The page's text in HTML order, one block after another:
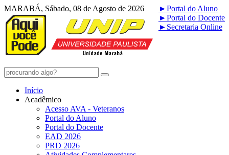
MARABÁ, Sábado, 08 de Agosto de 2026 ►Portal do Aluno
►Portal do Docente
► Secretaria Online
Início
Acadêmico
Acesso AVA - Veteranos
Portal do Aluno
Portal do Docente
EAD 2026
PRD 2026